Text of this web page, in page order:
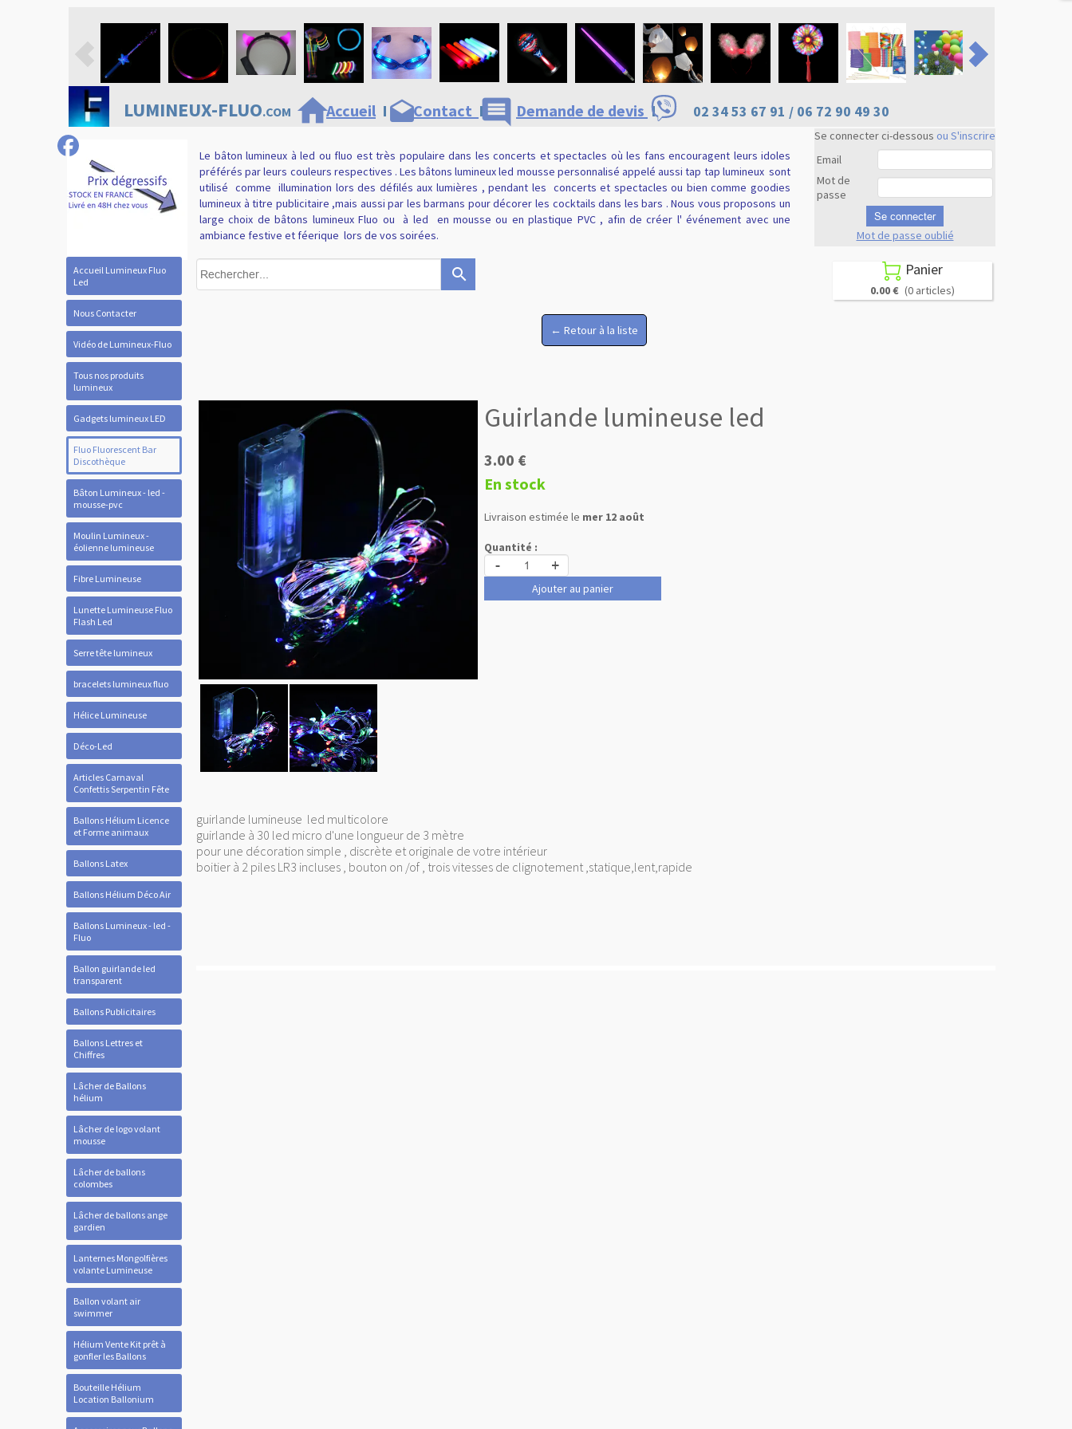
Accueil Lumineux Fluo
Led
Nous Contacter
Vidéo de Lumineux-Fluo
Tous nos produits
lumineux
Gadgets lumineux LED
Fluo Fluorescent Bar
Discothèque
Bâton Lumineux - led -
mousse-pvc
Moulin Lumineux -
éolienne lumineuse
Fibre Lumineuse
Lunette Lumineuse Fluo
Flash Led
Serre tête lumineux
bracelets lumineux fluo
Hélice Lumineuse
Déco-Led
Articles Carnaval
Confettis Serpentin Fête
Ballons Hélium Licence
et Forme animaux
Ballons Latex
Ballons Hélium Déco Air
Ballons Lumineux - led -
Fluo
Ballon guirlande led
transparent
Ballons Publicitaires
Ballons Lettres et
Chiffres
Lâcher de Ballons
hélium
Lâcher de logo volant
mousse
Lâcher de ballons
colombes
Lâcher de ballons ange
gardien
Lanternes Mongolfières
volante Lumineuse
Ballon volant air
swimmer
Hélium Vente Kit prêt à
gonfler les Ballons
Bouteille Hélium
Location Ballonium
LUMINEUX-FLUO.COM Accueil IContact I Demande de devis I 02 34 53 67 91 / 06 72 90 49 30
Se connecter ci-dessous ou S'inscrire
Email
Mot de
passe
Se connecter
Mot de passe oublié
drafts comment
home
Le bâton lumineux à led ou fluo est très populaire dans les concerts et spectacles où les fans encouragent leurs idoles
préférés par leurs couleurs respectives . Les bâtons lumineux led mousse personnalisé appelé aussi tap tap lumineux sont
utilisé comme illumination lors des défilés aux lumières , pendant les concerts et spectacles ou bien comme goodies
lumineux à titre publicitaire ,mais aussi par les barmans pour décorer les cocktails dans les bars . Nous vous proposons un
large choix de bâtons lumineux Fluo ou
à led
en mousse ou en plastique PVC , afin de créer l' événement avec une
ambiance festive et féerique lors de vos soirées.
search  Panier
0.00 € (0 articles)
← Retour à la liste
Guirlande lumineuse led
3.00 €
En stock
Livraison estimée le mer 12 août
Quantité :
- +
Ajouter au panier
guirlande lumineuse led multicolore
guirlande à 30 led micro d'une longueur de 3 mètre
pour une décoration simple , discrète et originale de votre intérieur
boitier à 2 piles LR3 incluses , bouton on /of , trois vitesses de clignotement ,statique,lent,rapide